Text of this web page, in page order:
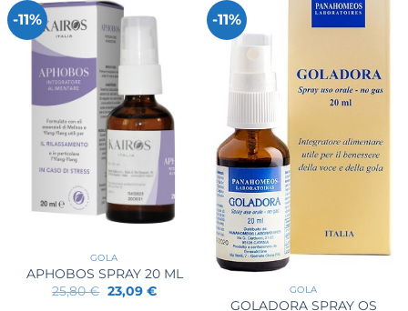
-11%
GOLA
APHOBOS SPRAY 20 ML
25,80€ Il
prezzo
23,09 €Il
-11%
GOLA
GOLADORA SPRAY OS